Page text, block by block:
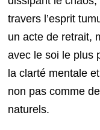
travers l’esprit
un acte de retrait,
avec le soi le plus
la clarté mentale
non pas comme
naturels.